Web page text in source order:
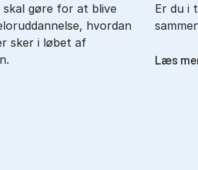
gøre for at blive
hvordan
sker i løbet af
Er du i
Læs